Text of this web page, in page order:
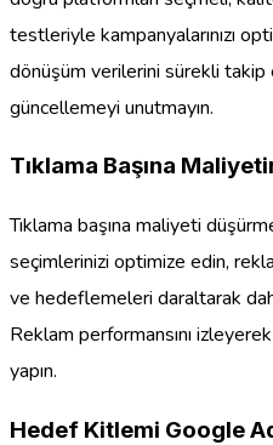
testleriyle kampanyalarınızı
dönüşüm verilerini sürekli
güncellemeyi unutmayın.
Tıklama Başına
Tıklama başına maliyeti
seçimlerinizi optimize edin,
ve hedeflemeleri daraltarak
Reklam performansını
yapın.
Hedef Kitlemi Google